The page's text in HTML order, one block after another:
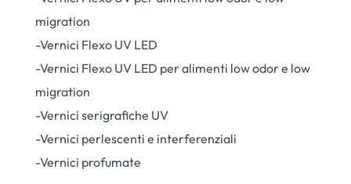
migration
-Vernici Flexo UV LED
-Vernici Flexo UV LED per alimenti low odor e low
migration
-Vernici serigrafiche UV
-Vernici perlescenti e interferenziali
-Vernici profumate